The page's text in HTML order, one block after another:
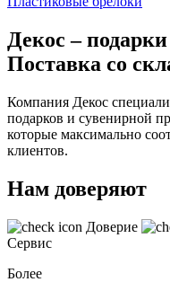
Декос –
Поставка со
Компания Декос
подарков и сувенирной
которые максимально
клиентов.
Нам доверяют
Доверие
Сервис
Более